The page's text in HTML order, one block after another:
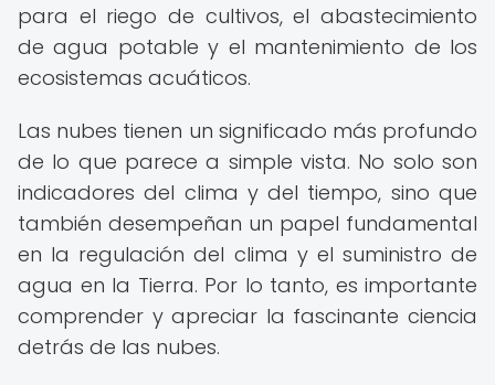
para el riego de cultivos, el abastecimiento
de agua potable y el mantenimiento de los
ecosistemas acuáticos.
Las nubes tienen un significado más profundo
de lo que parece a simple vista. No solo son
indicadores del clima y del tiempo, sino que
también desempeñan un papel fundamental
en la regulación del clima y el suministro de
agua en la Tierra. Por lo tanto, es importante
comprender y apreciar la fascinante ciencia
detrás de las nubes.